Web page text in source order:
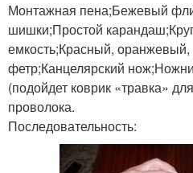
Монтажная пена;Бежевый
шишки;Простой
емкость;Красный,
фетр;Канцелярский
(подойдет коврик «травка»
проволока.
Последовательность: